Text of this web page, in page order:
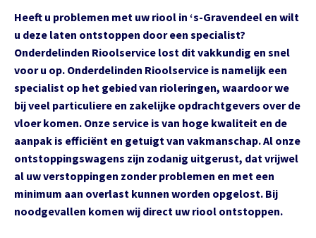
Heeft u problemen met uw riool in ‘s-Gravendeel en wilt
u deze laten ontstoppen door een specialist?
Onderdelinden Rioolservice lost dit vakkundig en snel
voor u op. Onderdelinden Rioolservice is namelijk een
specialist op het gebied van rioleringen, waardoor we
bij veel particuliere en zakelijke opdrachtgevers over de
vloer komen. Onze service is van hoge kwaliteit en de
aanpak is efficiënt en getuigt van vakmanschap. Al onze
ontstoppingswagens zijn zodanig uitgerust, dat vrijwel
al uw verstoppingen zonder problemen en met een
minimum aan overlast kunnen worden opgelost. Bij
noodgevallen komen wij direct uw riool ontstoppen.